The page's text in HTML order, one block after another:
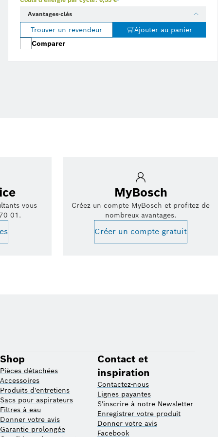
Avantages-clés
Trouver un revendeur
Ajouter au panier
Comparer
vous
01.
MyBosch
Créez un compte MyBosch et profitez de
nombreux avantages.
Créer un compte gratuit
Shop
Pièces détachées
Accessoires
Produits d'entretiens
Sacs pour aspirateurs
Filtres à eau
Donner votre avis
Garantie prolongée
Contact et
inspiration
Contactez-nous
Lignes payantes
S'inscrire à notre Newsletter
Enregistrer votre produit
Donner votre avis
Facebook